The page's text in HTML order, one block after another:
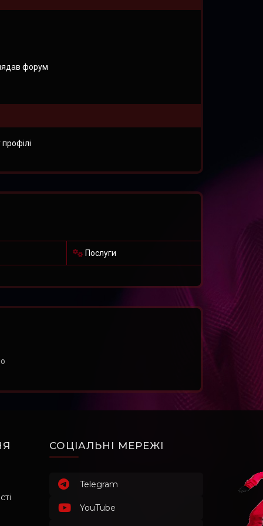
форум
Послуги
СОЦІАЛЬНІ МЕРЕЖІ
Telegram
YouTube